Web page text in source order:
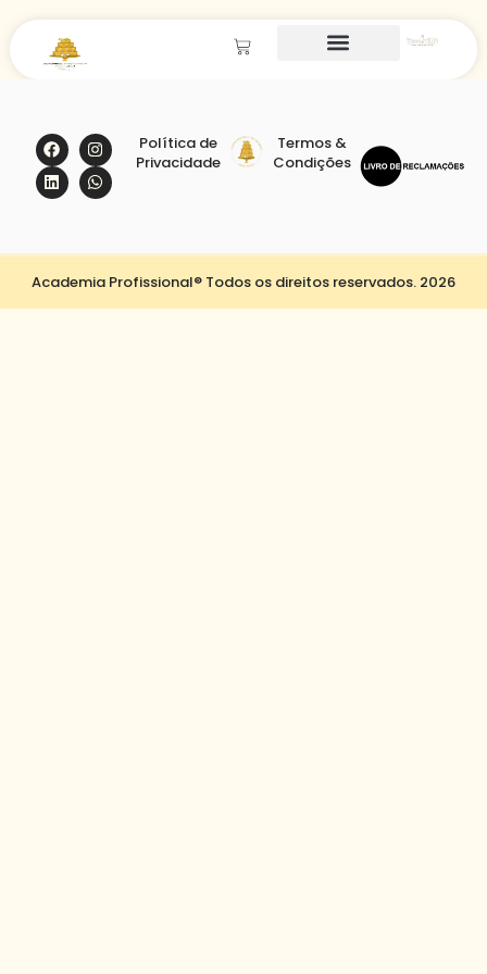
Política de
Privacidade
Termos &
Condições
Academia Profissional® Todos os direitos reservados. 2026